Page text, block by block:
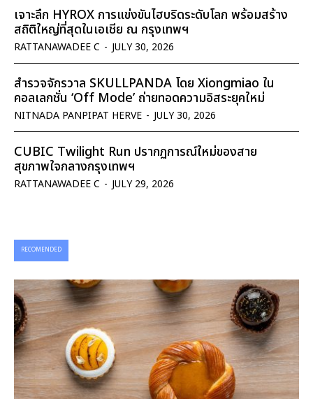
เจาะลึก HYROX การแข่งขันไฮบริดระดับโลก พร้อมสร้าง
สถิติใหญ่ที่สุดในเอเชีย ณ กรุงเทพฯ
RATTANAWADEE C - JULY 30, 2026
สำรวจจักรวาล SKULLPANDA โดย Xiongmiao ใน
คอลเลกชั่น ‘Off Mode’ ถ่ายทอดความอิสระยุคใหม่
NITNADA PANPIPAT HERVE - JULY 30, 2026
CUBIC Twilight Run ปรากฏการณ์ใหม่ของสาย
สุขภาพใจกลางกรุงเทพฯ
RATTANAWADEE C - JULY 29, 2026
RECOMENDED